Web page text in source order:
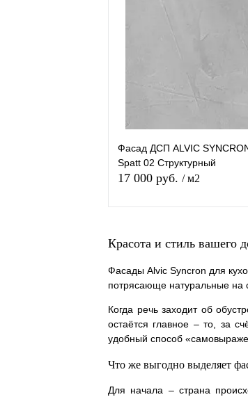
Фасад ДСП ALVIC
Spatt 02 Структурный
17 000 руб. / м2
Купить в 1 клик
Красота и стиль вашего
Фасады Alvic Syncron для
потрясающе натуральные на
Когда речь заходит об
остаётся главное – то, за
удобный способ
Что же выгодно выделяет
Для начала – страна